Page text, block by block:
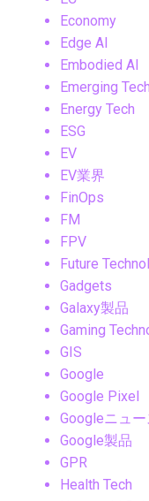
Economy
Edge AI
Embodied AI
Emerging
Energy Tech
ESG
EV
EV業界
FinOps
FM
FPV
Future
Gadgets
Galaxy製品
Gaming
GIS
Google
Google Pixel
Googleニュー
Google製品
GPR
Health Tech